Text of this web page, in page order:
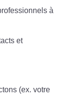
à
et
(ex. votre